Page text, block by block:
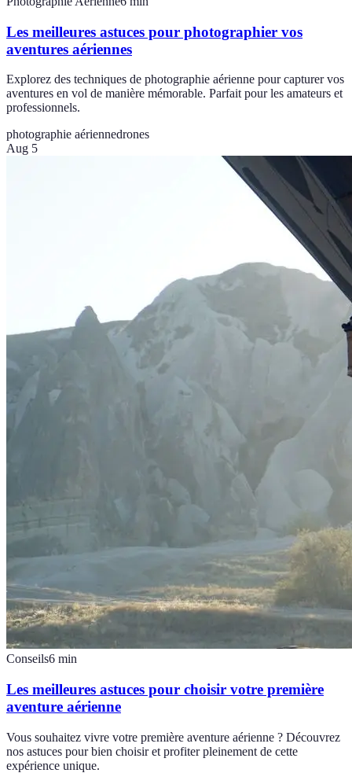
Les meilleures astuces pour photographier vos
aventures aériennes
Explorez des techniques de photographie aérienne pour capturer vos
aventures en vol de manière mémorable. Parfait pour les amateurs et
professionnels.
photographie aériennedrones
Aug 5
Conseils6 min
Les meilleures astuces pour choisir votre première
aventure aérienne
Vous souhaitez vivre votre première aventure aérienne ? Découvrez
nos astuces pour bien choisir et profiter pleinement de cette
expérience unique.